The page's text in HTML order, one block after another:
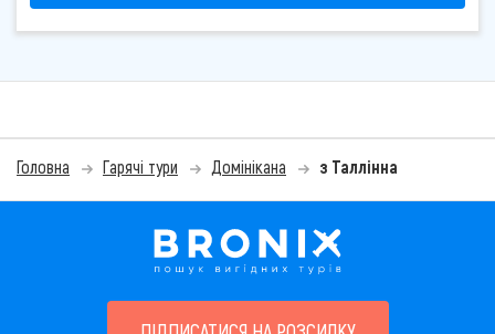
Головна Гарячі тури Домінікана з Таллінна